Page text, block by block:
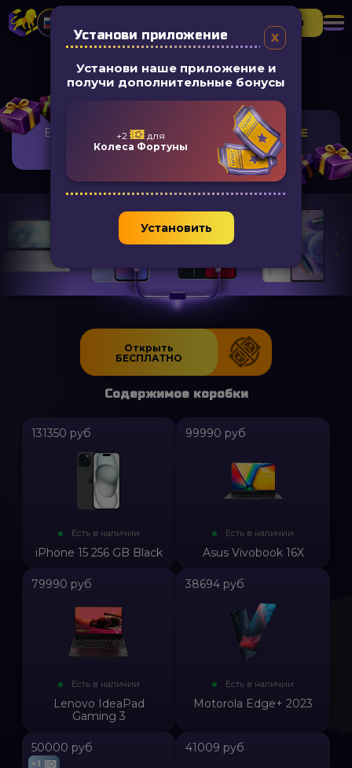
Регистрация
Бесплатная коробка
Вам доступно1 БЕСПЛАТНОЕ ОТКРЫТИЕ
коробки
Открыть
БЕСПЛАТНО
Содержимое коробки
131350 руб
Есть в наличии
iPhone 15 256 GB Black
99990 руб
Есть в наличии
Asus Vivobook 16X
79990 руб
Есть в наличии
Lenovo IdeaPad
Gaming 3
38694 руб
Есть в наличии
Motorola Edge+ 2023
+1
50000 руб 41009 руб
Установи приложение
Установи наше приложение и
получи дополнительные бонусы
+2
для
Колеса Фортуны
Установить